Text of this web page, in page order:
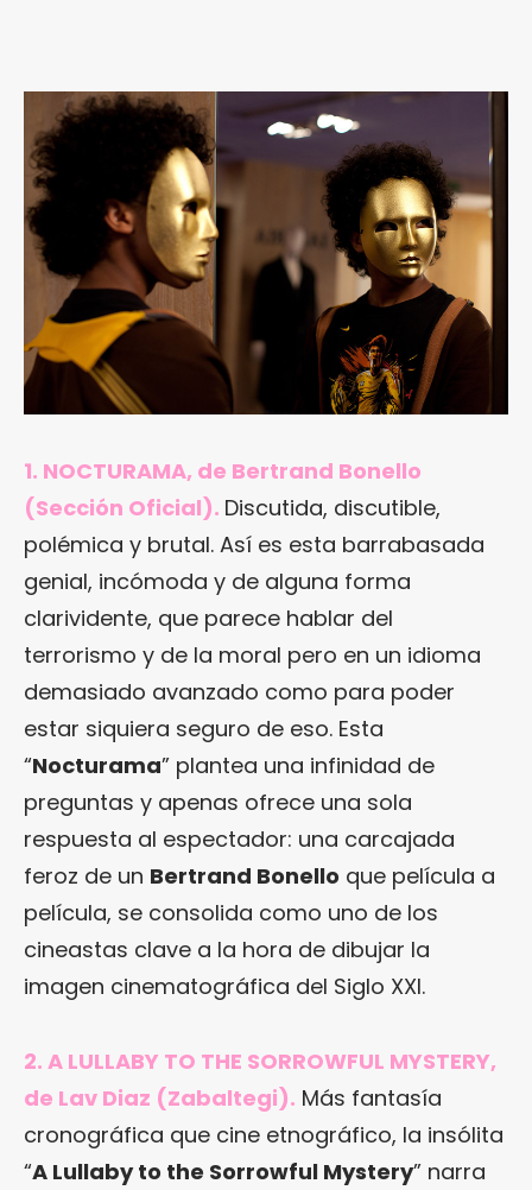
1. NOCTURAMA, de Bertrand Bonello
(Sección Oficial). Discutida, discutible,
polémica y brutal. Así es esta barrabasada
genial, incómoda y de alguna forma
clarividente, que parece hablar del
terrorismo y de la moral pero en un idioma
demasiado avanzado como para poder
estar siquiera seguro de eso. Esta
“Nocturama” plantea una infinidad de
preguntas y apenas ofrece una sola
respuesta al espectador: una carcajada
feroz de un Bertrand Bonello que película a
película, se consolida como uno de los
cineastas clave a la hora de dibujar la
imagen cinematográfica del Siglo XXI.
2. A LULLABY TO THE SORROWFUL MYSTERY,
de Lav Diaz (Zabaltegi). Más fantasía
cronográfica que cine etnográfico, la insólita
“A Lullaby to the Sorrowful Mystery” narra